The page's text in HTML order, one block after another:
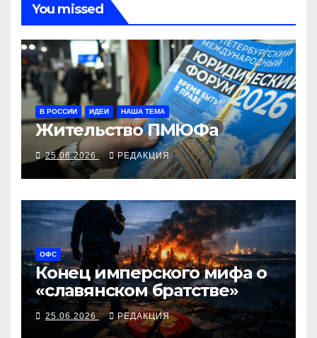
You missed
В РОССИИ ИДЕИ НАША ТЕМА
Жительство ПМЮФа
25.06.2026 РЕДАКЦИЯ
ОФС
Конец имперского мифа о
«славянском братстве»
25.06.2026 РЕДАКЦИЯ